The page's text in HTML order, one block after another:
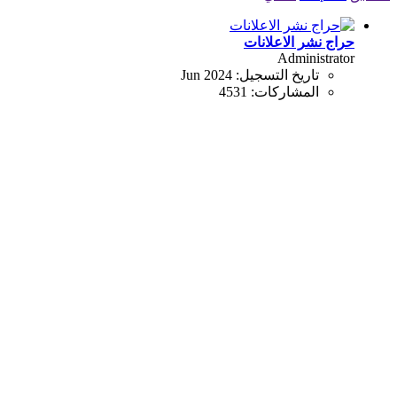
حراج نشر الاعلانات
Administrator
تاريخ التسجيل: Jun 2024
المشاركات: 4531